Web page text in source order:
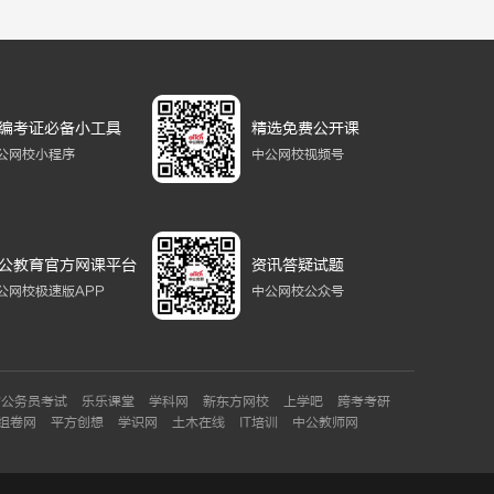
考证必备小工具
网校小程序
精选免费公开课
中公网校视频号
教育官方网课平台
网校极速版APP
资讯答疑试题
中公网校公众号
务员考试 乐乐课堂 学科网 新东方网校 上学吧
跨考考研
卷网
平方创想 学识网 土木在线 IT培训 中公教师网